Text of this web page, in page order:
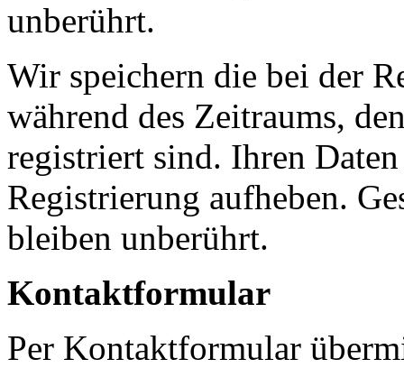
unberührt.
Wir speichern die bei der
während des Zeitraums,
registriert sind. Ihren
Registrierung aufheben.
bleiben unberührt.
Kontaktformular
Per Kontaktformular